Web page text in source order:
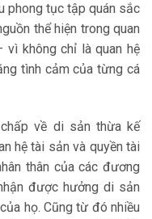
phong tục tập quán sắc
thể hiện trong quan
vì không chỉ là quan hệ
tình cảm của từng cá
về di sản thừa kế
hệ tài sản và quyền tài
thân của các đương
được hưởng di sản
họ. Cũng từ đó nhiều